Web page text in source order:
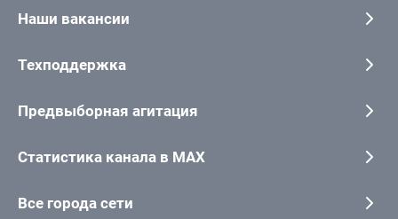
Наши вакансии
Техподдержка
Предвыборная агитация
Статистика канала в MAX
Все города сети